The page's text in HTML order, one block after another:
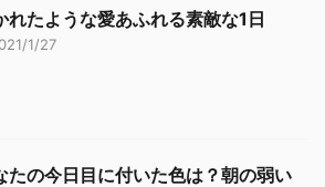
れたような愛あふれる素敵な1日
1/27
たの今日目に付いた色は？朝の弱い